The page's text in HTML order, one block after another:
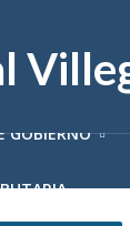
GOBIERNO